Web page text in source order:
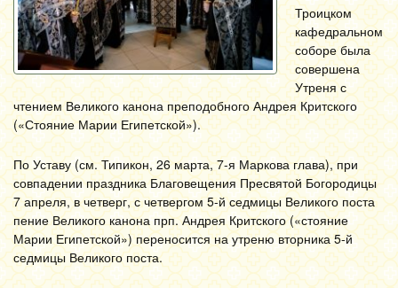
Троицком
кафедральном
соборе была
совершена
Утреня с
чтением Великого канона преподобного Андрея Критского
(«Стояние Марии Египетской»).
По Уставу (см. Типикон, 26 марта, 7-я Маркова глава), при
совпадении праздника Благовещения Пресвятой Богородицы
7 апреля, в четверг, с четвергом 5-й седмицы Великого поста
пение Великого канона прп. Андрея Критского («стояние
Марии Египетской») переносится на утреню вторника 5-й
седмицы Великого поста.